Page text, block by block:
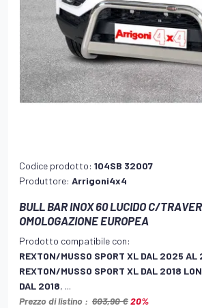
Codice prodotto: 104SB 32007
Produttore: Arrigoni4x4
BULL BAR INOX 60 LUCIDO C/
OMOLOGAZIONE EUROPEA
Prodotto compatibile con:
REXTON/MUSSO SPORT XL DAL 2025 AL
REXTON/MUSSO SPORT XL DAL 2018
DAL 2018, ...
Prezzo di listino : 603,90 €20%